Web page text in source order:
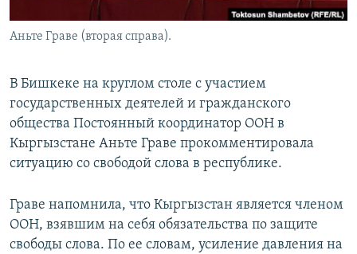
Аньте Граве (вторая справа).
В Бишкеке на круглом столе с участием
государственных деятелей и гражданского
общества Постоянный координатор ООН в
Кыргызстане Аньте Граве прокомментировала
ситуацию со свободой слова в республике.
Граве напомнила, что Кыргызстан является членом
ООН, взявшим на себя обязательства по защите
свободы слова. По ее словам, усиление давления на